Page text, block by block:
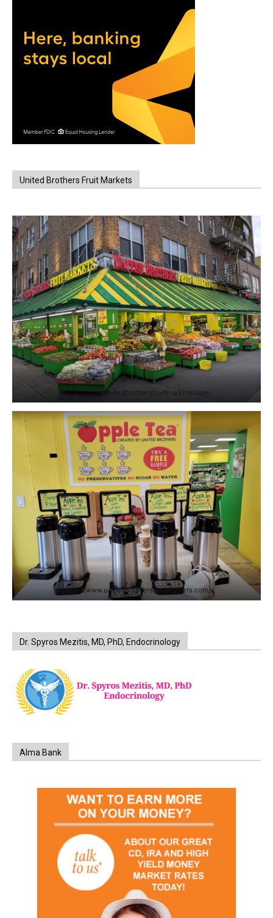
United Brothers Fruit Markets
https://www.unitedbrothersfruitmarkets.com/
https://www.unitedbrothersfruitmarkets.com/
Dr. Spyros Mezitis, MD, PhD, Endocrinology
Alma Bank